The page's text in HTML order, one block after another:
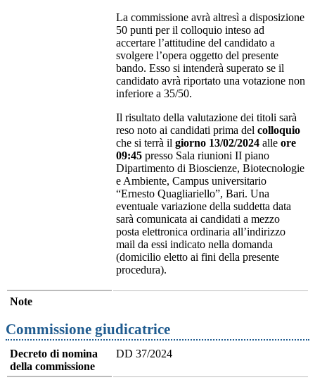
La commissione avrà altresì a disposizione
50 punti per il colloquio inteso ad
accertare l’attitudine del candidato a
svolgere l’opera oggetto del presente
bando. Esso si intenderà superato se il
candidato avrà riportato una votazione non
inferiore a 35/50.
Il risultato della valutazione dei titoli sarà
reso noto ai candidati prima del colloquio
che si terrà il giorno 13/02/2024 alle ore
09:45 presso Sala riunioni II piano
Dipartimento di Bioscienze, Biotecnologie
e Ambiente, Campus universitario
“Ernesto Quagliariello”, Bari. Una
eventuale variazione della suddetta data
sarà comunicata ai candidati a mezzo
posta elettronica ordinaria all’indirizzo
mail da essi indicato nella domanda
(domicilio eletto ai fini della presente
procedura).
Note
Commissione giudicatrice
Decreto di nomina
della commissione
DD 37/2024